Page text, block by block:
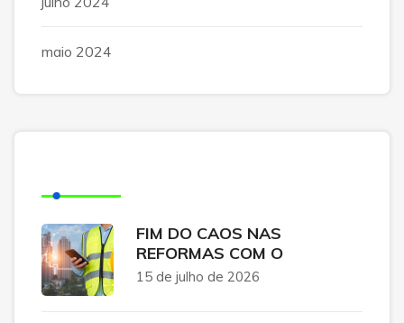
maio 2024
FIM DO CAOS NAS
REFORMAS COM O
15 de julho de 2026